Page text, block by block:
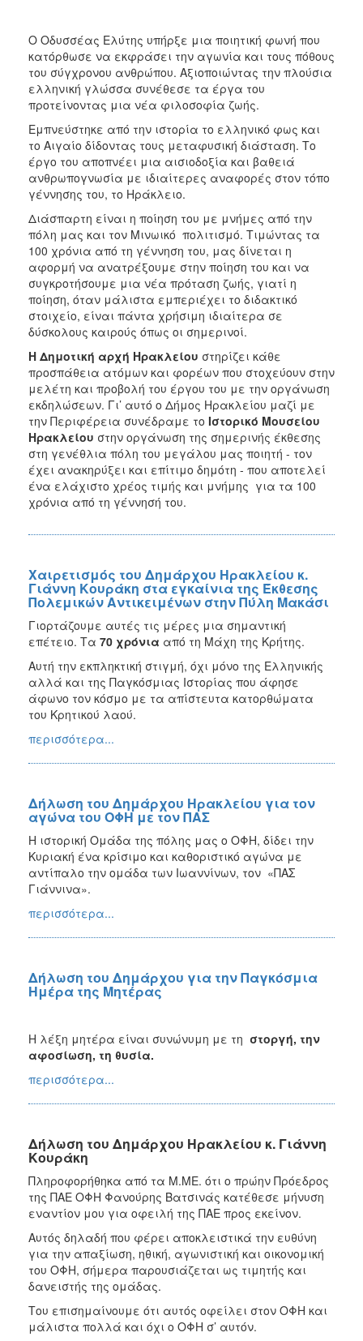
Ο Οδυσσέας Ελύτης υπήρξε μια ποιητική φωνή που
κατόρθωσε να εκφράσει την αγωνία και τους πόθους
του σύγχρονου ανθρώπου. Αξιοποιώντας την πλούσια
ελληνική γλώσσα συνέθεσε τα έργα του
προτείνοντας μια νέα φιλοσοφία ζωής.
Εμπνεύστηκε από την ιστορία το ελληνικό φως και
το Αιγαίο δίδοντας τους μεταφυσική διάσταση. Το
έργο του αποπνέει μια αισιοδοξία και βαθειά
ανθρωπογνωσία με ιδιαίτερες αναφορές στον τόπο
γέννησης του, το Ηράκλειο.
Διάσπαρτη είναι η ποίηση του με μνήμες από την
πόλη μας και τον Μινωικό πολιτισμό. Τιμώντας τα
100 χρόνια από τη γέννηση του, μας δίνεται η
αφορμή να ανατρέξουμε στην ποίηση του και να
συγκροτήσουμε μια νέα πρόταση ζωής, γιατί η
ποίηση, όταν μάλιστα εμπεριέχει το διδακτικό
στοιχείο, είναι πάντα χρήσιμη ιδιαίτερα σε
δύσκολους καιρούς όπως οι σημερινοί.
Η Δημοτική αρχή Ηρακλείου στηρίζει κάθε
προσπάθεια ατόμων και φορέων που στοχεύουν στην
μελέτη και προβολή του έργου του με την οργάνωση
εκδηλώσεων. Γι’ αυτό ο Δήμος Ηρακλείου μαζί με
την Περιφέρεια συνέδραμε το Ιστορικό Μουσείου
Ηρακλείου στην οργάνωση της σημερινής έκθεσης
στη γενέθλια πόλη του μεγάλου μας ποιητή - τον
έχει ανακηρύξει και επίτιμο δημότη - που αποτελεί
ένα ελάχιστο χρέος τιμής και μνήμης για τα 100
χρόνια από τη γέννησή του.
Χαιρετισμός του Δημάρχου Ηρακλείου κ.
Γιάννη Κουράκη στα εγκαίνια της Έκθεσης
Πολεμικών Αντικειμένων στην Πύλη Μακάσι
Γιορτάζουμε αυτές τις μέρες μια σημαντική
επέτειο. Τα 70 χρόνια από τη Μάχη της Κρήτης.
Αυτή την εκπληκτική στιγμή, όχι μόνο της Ελληνικής
αλλά και της Παγκόσμιας Ιστορίας που άφησε
άφωνο τον κόσμο με τα απίστευτα κατορθώματα
του Κρητικού λαού.
περισσότερα...
Δήλωση του Δημάρχου Ηρακλείου για τον
αγώνα του ΟΦΗ με τον ΠΑΣ
Η ιστορική Ομάδα της πόλης μας ο ΟΦΗ, δίδει την
Κυριακή ένα κρίσιμο και καθοριστικό αγώνα με
αντίπαλο την ομάδα των Ιωαννίνων, τον «ΠΑΣ
Γιάννινα».
περισσότερα...
Δήλωση του Δημάρχου για την Παγκόσμια
Ημέρα της Μητέρας
Η λέξη μητέρα είναι συνώνυμη με τη στοργή, την
αφοσίωση, τη θυσία.
περισσότερα...
Δήλωση του Δημάρχου Ηρακλείου κ. Γιάννη
Κουράκη
Πληροφορήθηκα από τα Μ.ΜΕ. ότι ο πρώην Πρόεδρος
της ΠΑΕ ΟΦΗ Φανούρης Βατσινάς κατέθεσε μήνυση
εναντίον μου για οφειλή της ΠΑΕ προς εκείνον.
Αυτός δηλαδή που φέρει αποκλειστικά την ευθύνη
για την απαξίωση, ηθική, αγωνιστική και οικονομική
του ΟΦΗ, σήμερα παρουσιάζεται ως τιμητής και
δανειστής της ομάδας.
Του επισημαίνουμε ότι αυτός οφείλει στον ΟΦΗ και
μάλιστα πολλά και όχι ο ΟΦΗ σ’ αυτόν.